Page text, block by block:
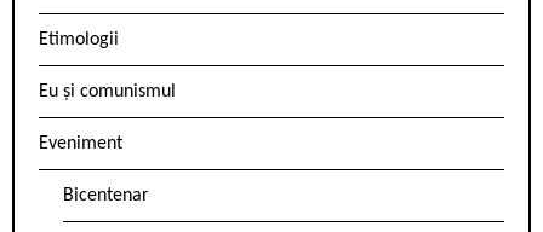
Etimologii
Eu și comunismul
Eveniment
Bicentenar